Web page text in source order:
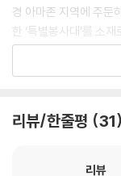
경 아마존 지역에 주둔
한 ‘특별봉사대’를 소
다양한 인간 군상의 모
모순된 행태를 교묘하
다.
현대 라틴아메리카 문
리뷰/한줄평 31
리뷰